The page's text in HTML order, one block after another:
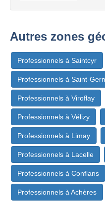
Autres zones
Professionnels à Saintcyr
Professionnels à Saint-
Professionnels à Viroflay
Professionnels à Vélizy
Professionnels à Limay
Professionnels à Lacelle
Professionnels à Conflans
Professionnels à Achères